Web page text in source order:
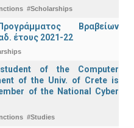
#Scholarships
Βραβείων
έτους 2021-22
student of the Computer
of the Univ. of Crete is
of the National Cyber
#Studies